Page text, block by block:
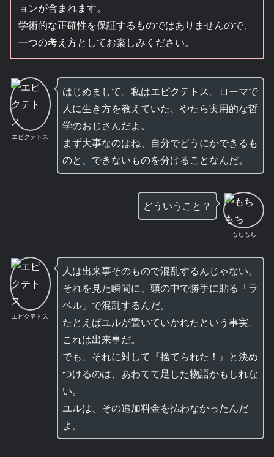
ョンが含まれます。
学術的な正確性を保証するものではありませんので、
一つの考え方としてお楽しみください。
エピクテトス
はじめまして。私はエピクテトス。ローマで
人に生き方を教えていた、やたら実用的な哲
学のおじさんだよ。
まず大事なのはね、自分でどうにかできるも
のと、できないものを分けることなんだ。
もちもち
どういうこと？
エピクテトス
人は出来事そのもので混乱するんじゃない。
それを見た瞬間に、頭の中で勝手に貼る「ラ
ベル」で混乱するんだ。
たとえばユルが置いていかれたという事実。
これは出来事だ。
でも、それに対して『捨てられた！』と決め
つけるのは、あわてて足した物語かもしれな
い。
ユルは、その追加料金を払わなかったんだ
よ。